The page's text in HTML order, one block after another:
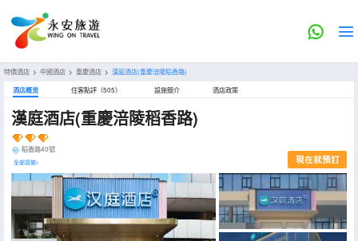
特價酒店 > 中國酒店 > 重慶酒店 > 漢庭酒店(重慶涪陵稻香路)
酒店概览 住客點評（505） 設施簡介 酒店政策
漢庭酒店(重慶涪陵稻香路)
稻香路40號
全部設施> 現在就預訂